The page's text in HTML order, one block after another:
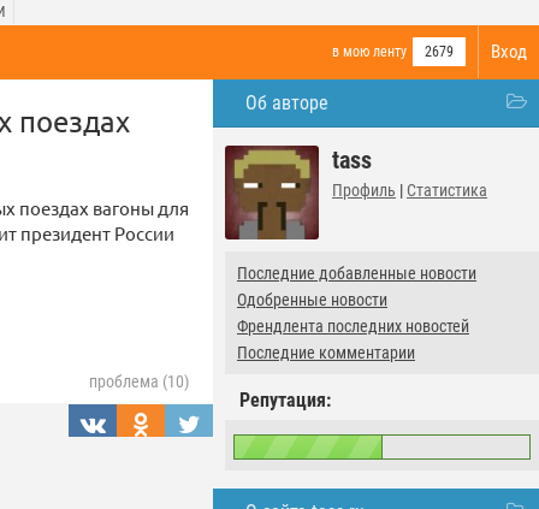
Вход
в мою ленту 2679
Об авторе
tass
Профиль | Статистика
Последние добавленные новости
Одобренные новости
Френдлента последних новостей
Последние комментарии
Репутация:
поездах
поездах вагоны для
президент России
проблема (10)